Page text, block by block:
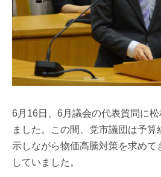
6月16日、6月議会の代表質問に
ました。この間、党市議団は予算
示しながら物価高騰対策を求めて
していました。